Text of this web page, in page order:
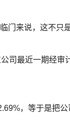
门来说，这不只
司最近一期经
，等于是把公